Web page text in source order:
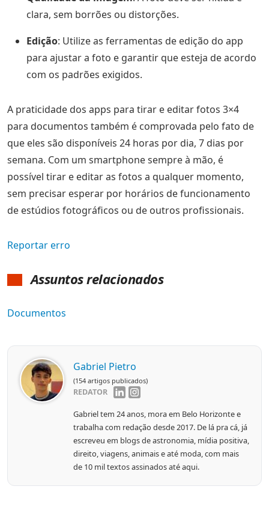
clara, sem borrões ou distorções.
Edição: Utilize as ferramentas de edição do app
para ajustar a foto e garantir que esteja de acordo
com os padrões exigidos.
A praticidade dos apps para tirar e editar fotos 3×4
para documentos também é comprovada pelo fato de
que eles são disponíveis 24 horas por dia, 7 dias por
semana. Com um smartphone sempre à mão, é
possível tirar e editar as fotos a qualquer momento,
sem precisar esperar por horários de funcionamento
de estúdios fotográficos ou de outros profissionais.
Reportar erro
Assuntos relacionados
Documentos
Gabriel Pietro
(154 artigos publicados)
REDATOR
Gabriel tem 24 anos, mora em Belo Horizonte e
trabalha com redação desde 2017. De lá pra cá, já
escreveu em blogs de astronomia, mídia positiva,
direito, viagens, animais e até moda, com mais
de 10 mil textos assinados até aqui.